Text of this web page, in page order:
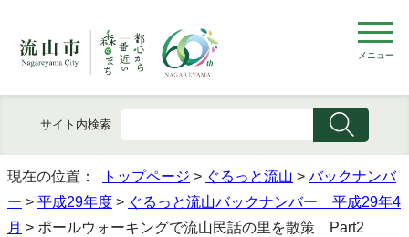
メニュー
サイト内検索
現在の位置： トップページ > ぐるっと流山 > バックナンバ
ー > 平成29年度 > ぐるっと流山バックナンバー 平成29年4
月 > ポールウォーキングで流山民話の里を散策 Part2